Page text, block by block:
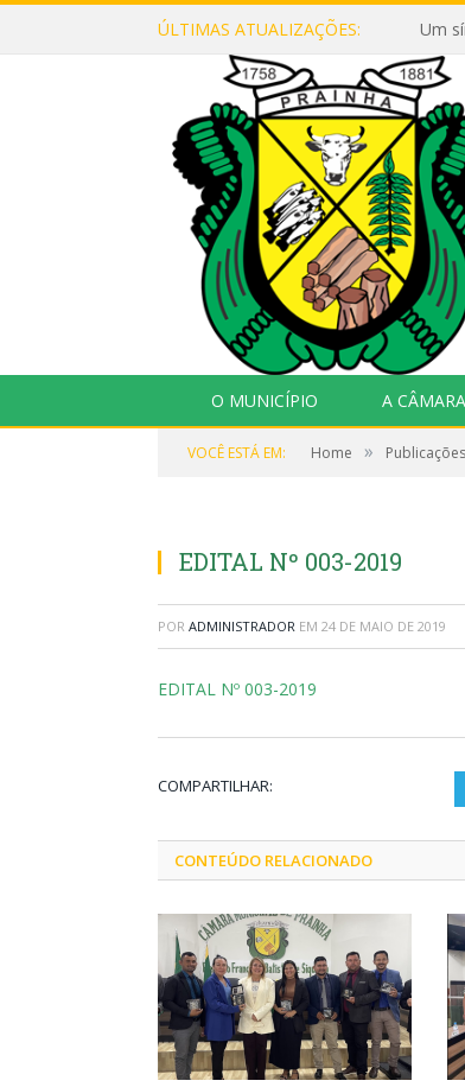
ÚLTIMAS ATUALIZAÇÕES: Um
O MUNICÍPIO A CÂMARA
VOCÊ ESTÁ EM: Home »
EDITAL Nº 003-2019
POR ADMINISTRADOR EM 24 DE MAIO DE 2019
EDITAL Nº 003-2019
COMPARTILHAR:
CONTEÚDO RELACIONADO